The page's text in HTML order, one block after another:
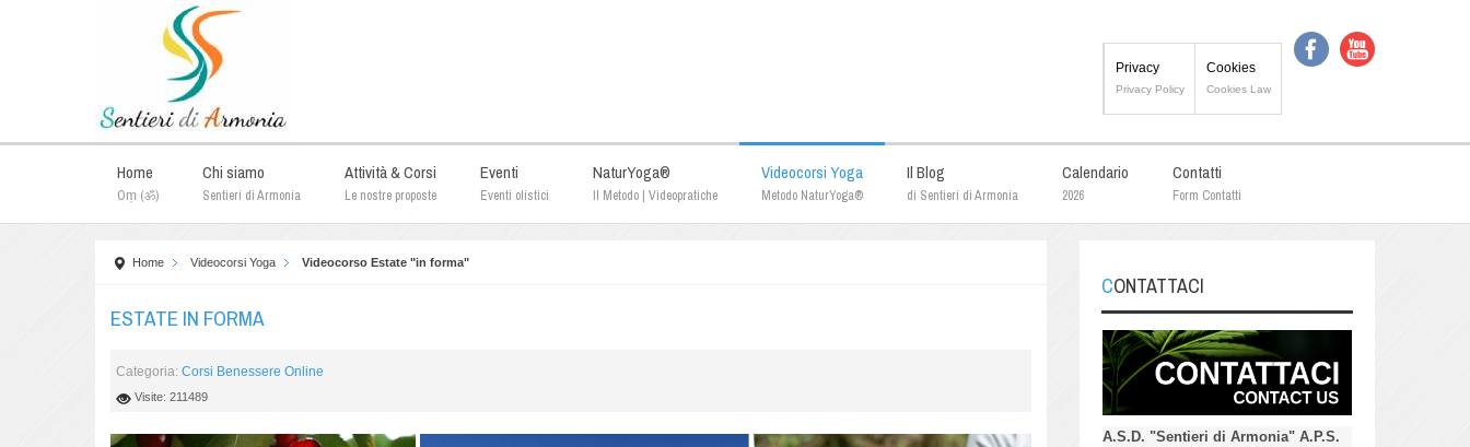
Privacy
Privacy Policy
Cookies
Cookies Law
Home
Oṃ (ॐ)
Chi siamo
Sentieri di Armonia
Attività & Corsi
Le nostre proposte
Eventi
Eventi olistici
NaturYoga®
Il Metodo | Videopratiche
Videocorsi Yoga
Metodo NaturYoga®
Il Blog
di Sentieri di Armonia
Calendario
2026
Contatti
Form Contatti
Home Videocorsi Yoga Videocorso Estate "in forma"
ESTATE IN FORMA
Categoria:Corsi Benessere Online
Visite: 211489
CONTATTACI
A.S.D. "Sentieri di Armonia" A.P.S.